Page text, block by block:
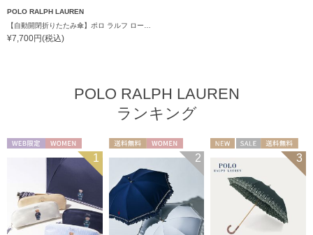
POLO RALPH LAUREN
¥7,700円(税込)
POLO RALPH LAUREN
ランキング
1 2
送料無料
ギフト向け
3